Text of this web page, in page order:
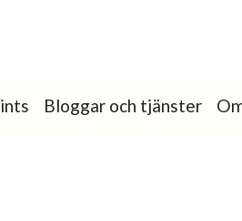
Bloggar och tjänster